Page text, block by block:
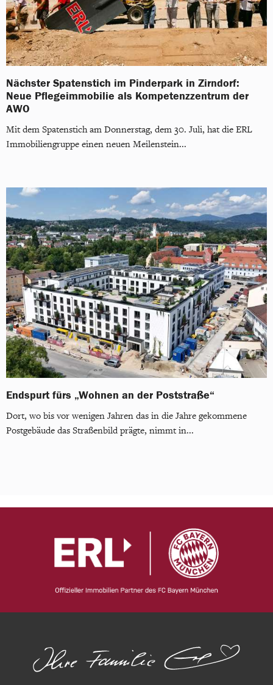
Nächster Spatenstich im Pinderpark in Zirndorf:
Neue Pflegeimmobilie als Kompetenzzentrum der
AWO
Mit dem Spatenstich am Donnerstag, dem 30. Juli, hat die ERL
Immobiliengruppe einen neuen Meilenstein...
Endspurt fürs „Wohnen an der Poststraße“
Dort, wo bis vor wenigen Jahren das in die Jahre gekommene
Postgebäude das Straßenbild prägte, nimmt in...